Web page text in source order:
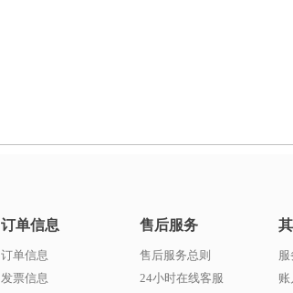
订单信息
订单信息
发票信息
售后服务
售后服务总则
24小时在线客服
账